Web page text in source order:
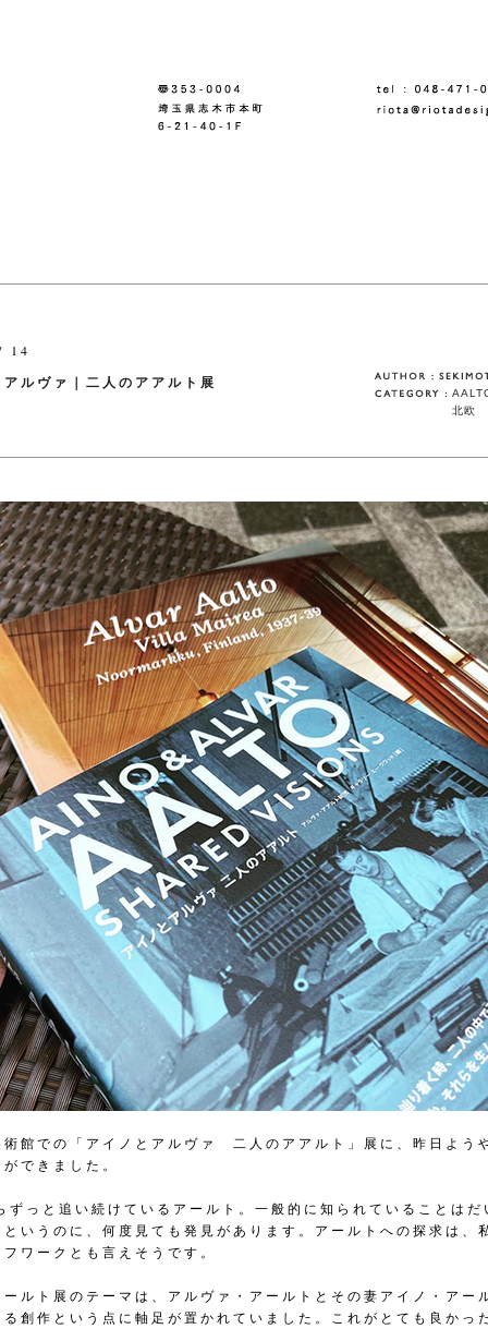
14
アルヴァ｜二人のアアルト展
北欧
術館での「アイノとアルヴァ 二人のアアルト」展に、昨日よう
できました。
ずっと追い続けているアールト。一般的に知られていることはだ
というのに、何度見ても発見があります。アールトへの探求は、
ワークとも言えそうです。
ールト展のテーマは、アルヴァ・アールトとその妻アイノ・アー
る創作という点に軸足が置かれていました。これがとても良かっ